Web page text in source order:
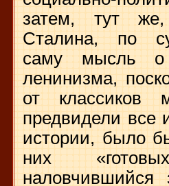
затем, тут
Сталина, по
саму мысль о
ленинизма,
от классиков
предвидели все
истории, было
них
наловчившийся